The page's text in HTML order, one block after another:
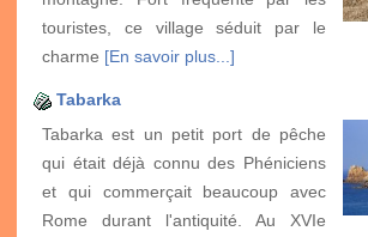
touristes, ce village séduit par le
charme [En savoir plus...]
Tabarka
Tabarka est un petit port de pêche
qui était déjà connu des Phéniciens
et qui commerçait beaucoup avec
Rome durant l'antiquité. Au XVIe